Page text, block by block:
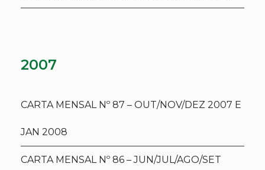
2007
CARTA MENSAL Nº 87 – OUT/NOV/DEZ 2007 E
JAN 2008
CARTA MENSAL Nº 86 – JUN/JUL/AGO/SET